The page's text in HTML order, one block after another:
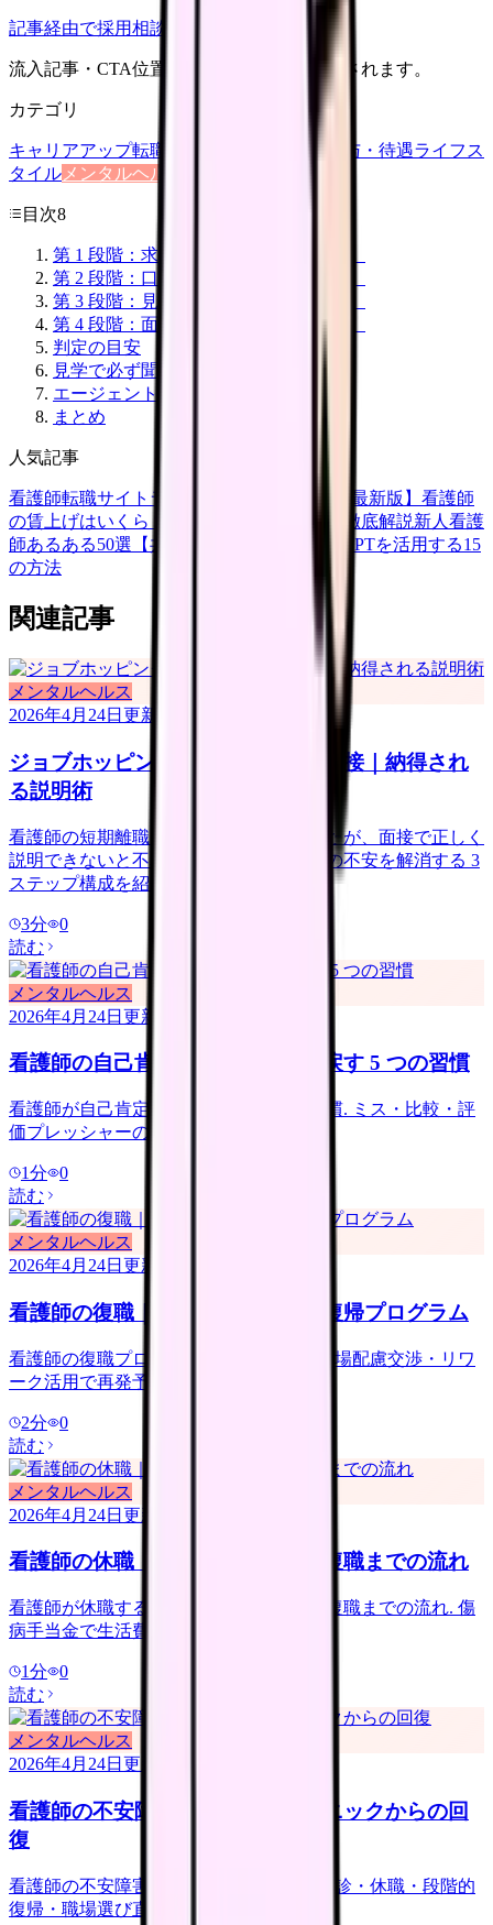
記事経由で採用相談
流入記事・CTA位置つきで管理画面に記録されます。
カテゴリ
キャリアアップ転職ガイド 職場環境 給与・待遇ライフス
タイル メンタルヘルス
目次8
第 1 段階：求人票のチェック（5 項目）
第 2 段階：口コミのチェック（5 項目）
第 3 段階：見学時のチェック（6 項目）
第 4 段階：面接時のチェック（4 項目）
判定の目安
見学で必ず聞く質問
エージェント経由で内部情報を取る
まとめ
人気記事
看護師転職サイトランキングTOP5【2026年最新版】 看護師
の賃上げはいくら？2026年度の最新情報を徹底解説新人看護
師あるある50選【共感必至】
看護師がChatGPTを活用する15
の方法
関連記事
メンタルヘルス
2026年4月24日 更新
ジョブホッピングが多い看護師の面接｜納得され
る説明術
看護師の短期離職は珍しくなくなりましたが、面接で正しく
説明できないと不利になります。面接官の不安を解消する 3
ステップ構成を紹介します。
3分
0
読む
メンタルヘルス
2026年4月24日 更新
看護師の自己肯定感が低い｜取り戻す 5 つの習慣
看護師が自己肯定感を取り戻す 5 つの習慣. ミス・比較・評
価プレッシャーの対処.
1分
0
読む
メンタルヘルス
2026年4月24日 更新
看護師の復職｜休職明けの段階的復帰プログラム
看護師の復職プログラム. 段階的復帰・職場配慮交渉・リワ
ーク活用で再発予防.
2分
0
読む
メンタルヘルス
2026年4月24日 更新
看護師の休職｜手続き・給付金・復職までの流れ
看護師が休職する時の手続き・給付金・復職までの流れ. 傷
病手当金で生活費の 2/3 支給.
1分
0
読む
メンタルヘルス
2026年4月24日 更新
看護師の不安障害｜勤務恐怖・パニックからの回
復
看護師の不安障害・勤務恐怖への対応. 受診・休職・段階的
復帰・職場選び直し.